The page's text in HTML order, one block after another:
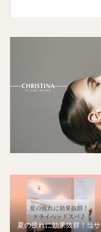
夏の疲れに効果抜群！当サ